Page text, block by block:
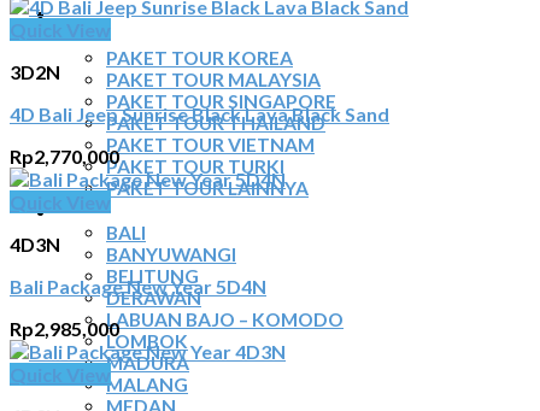
BERANDA
PAKET TOUR
PAKET TOUR KOREA
PAKET TOUR MALAYSIA
PAKET TOUR SINGAPORE
PAKET TOUR THAILAND
PAKET TOUR VIETNAM
PAKET TOUR TURKI
PAKET TOUR LAINNYA
TOUR DOMESTIK
BALI
BANYUWANGI
BELITUNG
DERAWAN
LABUAN BAJO – KOMODO
LOMBOK
MADURA
MALANG
MEDAN
3D2N
4D Bali Jeep Sunrise Black Lava Black Sand
Rp2,770,000
4D3N
Bali Package New Year 5D4N
Rp2,985,000